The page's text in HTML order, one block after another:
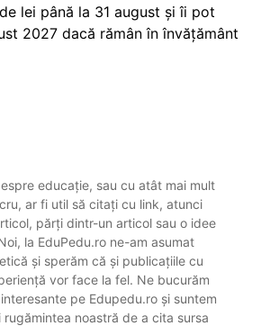
lei până la 31 august și îi pot
2027 dacă rămân în învățământ
educație, sau cu atât mai mult
ar fi util să citați cu link, atunci
părți dintr-un articol sau o idee
la EduPedu.ro ne-am asumat
și sperăm că și publicațiile cu
vor face la fel. Ne bucurăm
pe Edupedu.ro și suntem
noastră de a cita sursa